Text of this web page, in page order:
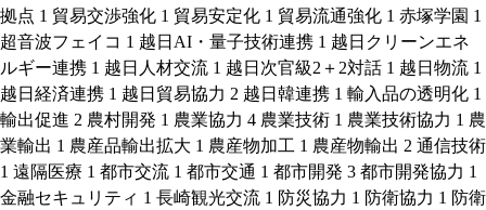
拠点 1 貿易交渉強化 1 貿易安定化 1 貿易流通強化 1 赤塚学園 1
超音波フェイコ 1 越日AI・量子技術連携 1 越日クリーンエネ
ルギー連携 1 越日人材交流 1 越日次官級2＋2対話 1 越日物流 1
越日経済連携 1 越日貿易協力 2 越日韓連携 1 輸入品の透明化 1
輸出促進 2 農村開発 1 農業協力 4 農業技術 1 農業技術協力 1 農
業輸出 1 農産品輸出拡大 1 農産物加工 1 農産物輸出 2 通信技術
1 遠隔医療 1 都市交流 1 都市交通 1 都市開発 3 都市開発協力 1
金融セキュリティ 1 長崎観光交流 1 防災協力 1 防衛協力 1 防衛